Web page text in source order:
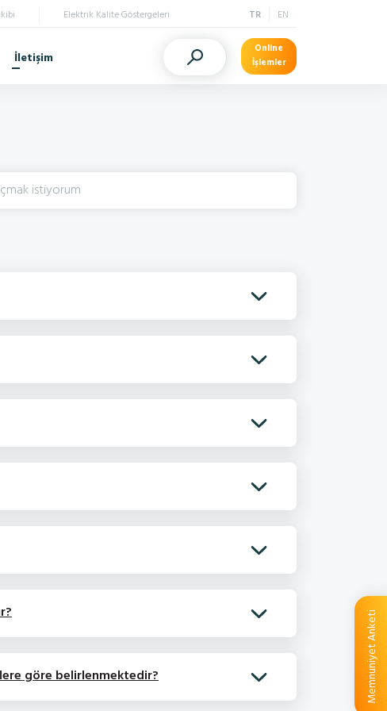
Elektrik Kalite Göstergeleri TR EN
İletişim
Online
İşlemler
göre belirlenmektedir? Memnuniyet Anketi